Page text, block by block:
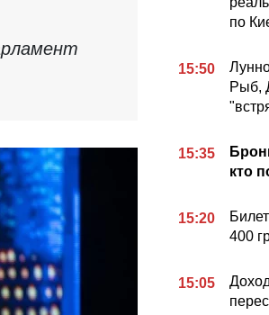
по
15:50
Рыб,
15:35
кто
15:20
400
15:05